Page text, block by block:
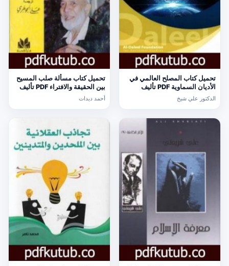
تحميل كتاب المصلح العالمي في
الأديان السماوية PDF تأليف
الدكتور علي شيخ مجانا [كامل]
الدكتور علي شيخ
تحميل كتاب مسألة صلب المسيح
بين الحقيقة والافتراء PDF تأليف
أحمد ديدات مجانا [كامل]
أحمد ديدات